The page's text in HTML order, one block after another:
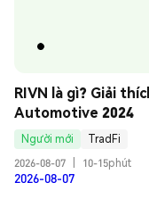
RIVN là gì? Giải
Automotive 2024
Người mới
TradFi
2026-08-07
10-15phút
2026-08-07